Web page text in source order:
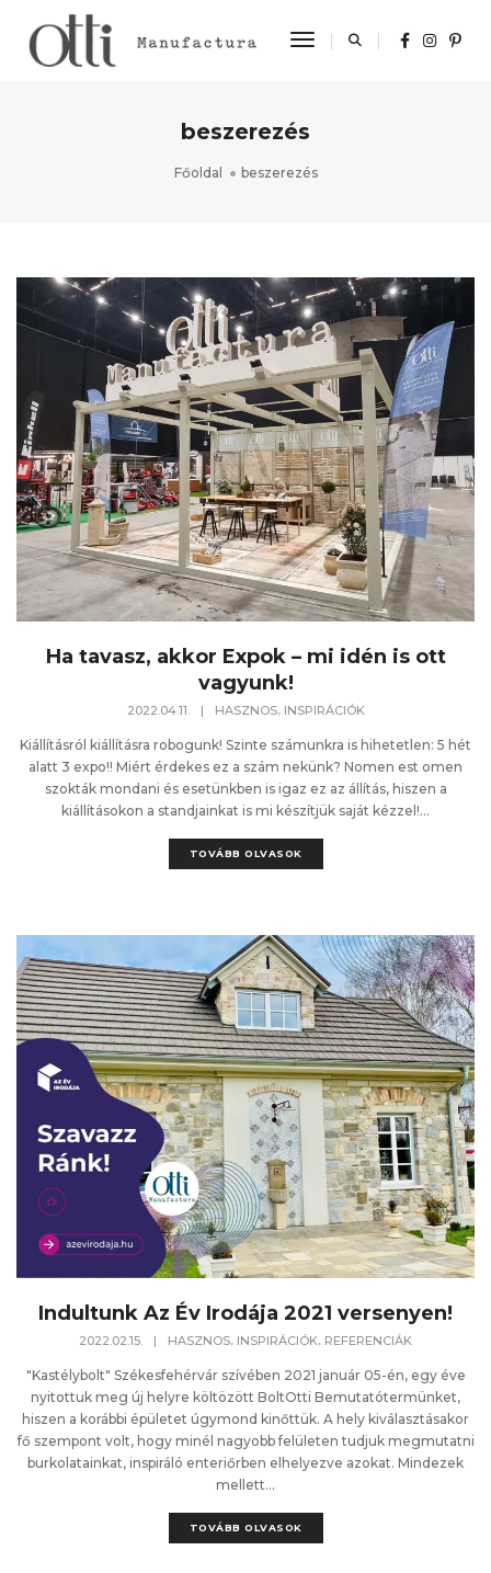
Toggle Navigation
beszerezés
Főoldal beszerezés
Ha tavasz, akkor Expok – mi idén is ott
vagyunk!
2022.04.11. | HASZNOS, INSPIRÁCIÓK
Kiállításról kiállításra robogunk! Szinte számunkra is hihetetlen: 5 hét
alatt 3 expo!! Miért érdekes ez a szám nekünk? Nomen est omen
szokták mondani és esetünkben is igaz ez az állítás, hiszen a
kiállításokon a standjainkat is mi készítjük saját kézzel!...
TOVÁBB OLVASOK
Indultunk Az Év Irodája 2021 versenyen!
2022.02.15. | HASZNOS, INSPIRÁCIÓK, REFERENCIÁK
"Kastélybolt" Székesfehérvár szívében 2021 január 05-én, egy éve
nyitottuk meg új helyre költözött BoltOtti Bemutatótermünket,
hiszen a korábbi épületet úgymond kinőttük. A hely kiválasztásakor
fő szempont volt, hogy minél nagyobb felületen tudjuk megmutatni
burkolatainkat, inspiráló enteriőrben elhelyezve azokat. Mindezek
mellett...
TOVÁBB OLVASOK